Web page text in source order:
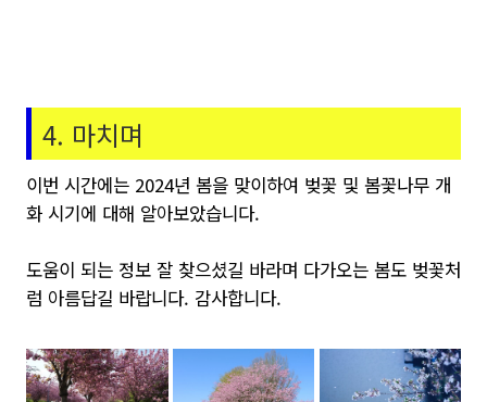
4. 마치며
이번 시간에는 2024년 봄을 맞이하여 벚꽃 및 봄꽃나무 개
화 시기에 대해 알아보았습니다.
도움이 되는 정보 잘 찾으셨길 바라며 다가오는 봄도 벚꽃처
럼 아름답길 바랍니다. 감사합니다.